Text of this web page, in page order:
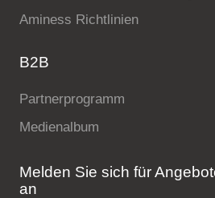
Aminess Richtlinien
B2B
Partnerprogramm
Medienalbum
Melden Sie sich für
an